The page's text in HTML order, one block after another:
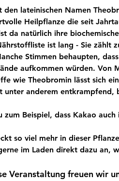
den lateinischen Namen
Heilpflanze die seit
da natürlich ihre
ist lang - Sie zählt
Stimmen behaupten,
aufkommen würden. Von
wie Theobromin lässt sich
unter anderem entkrampfend,
zum Beispiel, dass Kakao
so viel mehr in dieser
im Laden direkt dazu an,
Veranstaltung freuen wir